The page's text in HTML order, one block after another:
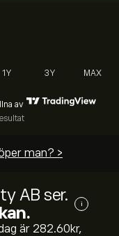
1Y 3Y MAX
av
man? >
AB ser.
i
är 282.60‎kr‎,